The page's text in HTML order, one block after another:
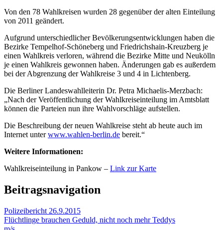
Von den 78 Wahlkreisen wurden 28 gegenüber der alten Einteilung
von 2011 geändert.
Aufgrund unterschiedlicher Bevölkerungsentwicklungen haben die
Bezirke Tempelhof-Schöneberg und Friedrichshain-Kreuzberg je
einen Wahlkreis verloren, während die Bezirke Mitte und Neukölln
je einen Wahlkreis gewonnen haben. Änderungen gab es außerdem
bei der Abgrenzung der Wahlkreise 3 und 4 in Lichtenberg.
Die Berliner Landeswahlleiterin Dr. Petra Michaelis-Merzbach:
„Nach der Veröffentlichung der Wahlkreiseinteilung im Amtsblatt
können die Parteien nun ihre Wahlvorschläge aufstellen.
Die Beschreibung der neuen Wahlkreise steht ab heute auch im
Internet unterwww.wahlen-berlin.de bereit.“
Weitere Informationen:
Wahlkreiseinteilung in Pankow – Link zur Karte
Beitragsnavigation
Polizeibericht 26.9.2015
Flüchtlinge brauchen Geduld, nicht noch mehr Teddys